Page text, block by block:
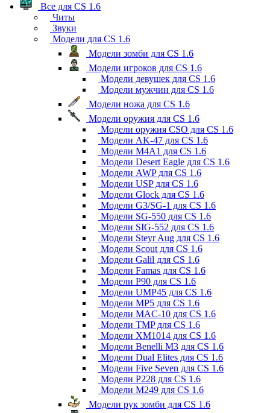
Все для CS 1.6
Читы
Звуки
Модели для CS 1.6
Модели зомби для CS 1.6
Модели игроков для CS 1.6
Модели девушек для CS 1.6
Модели мужчин для CS 1.6
Модели ножа для CS 1.6
Модели оружия для CS 1.6
Модели оружия CSO для CS 1.6
Модели AK-47 для CS 1.6
Модели M4A1 для CS 1.6
Модели Desert Eagle для CS 1.6
Модели AWP для CS 1.6
Модели USP для CS 1.6
Модели Glock для CS 1.6
Модели G3/SG-1 для CS 1.6
Модели SG-550 для CS 1.6
Модели SIG-552 для CS 1.6
Модели Steyr Aug для CS 1.6
Модели Scout для CS 1.6
Модели Galil для CS 1.6
Модели Famas для CS 1.6
Модели P90 для CS 1.6
Модели UMP45 для CS 1.6
Модели MP5 для CS 1.6
Модели MAC-10 для CS 1.6
Модели TMP для CS 1.6
Модели XM1014 для CS 1.6
Модели Benelli M3 для CS 1.6
Модели Dual Elites для CS 1.6
Модели Five Seven для CS 1.6
Модели P228 для CS 1.6
Модели M249 для CS 1.6
Модели рук зомби для CS 1.6